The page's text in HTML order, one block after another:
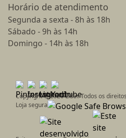
Horário de atendimento
Segunda a sexta - 8h às 18h
Sábado - 9h às 14h
Domingo - 14h às 18h
Copyright ©2026Líder. Todos os
Loja segura